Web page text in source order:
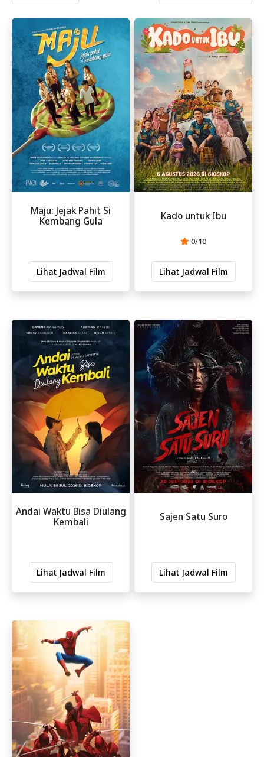
Maju: Jejak Pahit Si
Kembang Gula
Lihat Jadwal Film
Kado untuk Ibu
0/10
Lihat Jadwal Film
Andai Waktu Bisa Diulang
Kembali
Lihat Jadwal Film
Sajen Satu Suro
Lihat Jadwal Film